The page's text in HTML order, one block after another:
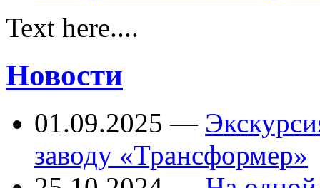
Text here....
Новости
01.09.2025 —
заводу «Трансформер»